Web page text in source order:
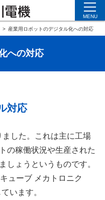
MENU
> 産業用ロボットのデジタル化への対応
への対応
対応
ました。これは主に工場
の稼働状況や生産された
しょうというものです。
ューブ メカトロニク
います。